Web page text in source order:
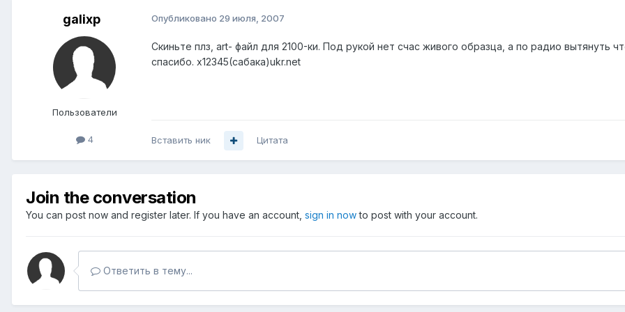
galixp
Пользователи
4
Опубликовано 29 июля, 2007
Скиньте плз, art- файл для 2100-ки. Под рукой нет счас живого образца, а по радио вытянуть
спасибо. x12345(сабака)ukr.net
Вставить ник Цитата
Join the conversation
You can post now and register later. If you have an account, sign in nowto post with your account.
Ответить в тему...